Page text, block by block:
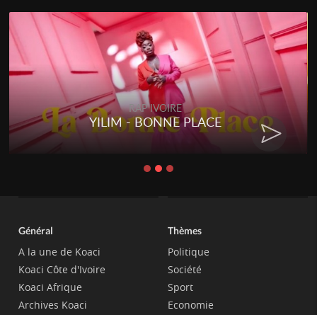
RAP IVOIRE
YILIM - BONNE PLACE
Général
A la une de Koaci
Koaci Côte d'Ivoire
Koaci Afrique
Archives Koaci
Thèmes
Politique
Société
Sport
Economie